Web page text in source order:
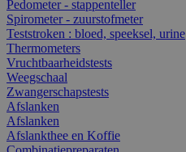
Pedometer - stappenteller
Spirometer - zuurstofmeter
Teststroken : bloed, speeksel, urine
Thermometers
Vruchtbaarheidstests
Weegschaal
Zwangerschapstests
Afslanken
Afslanken
Afslankthee en Koffie